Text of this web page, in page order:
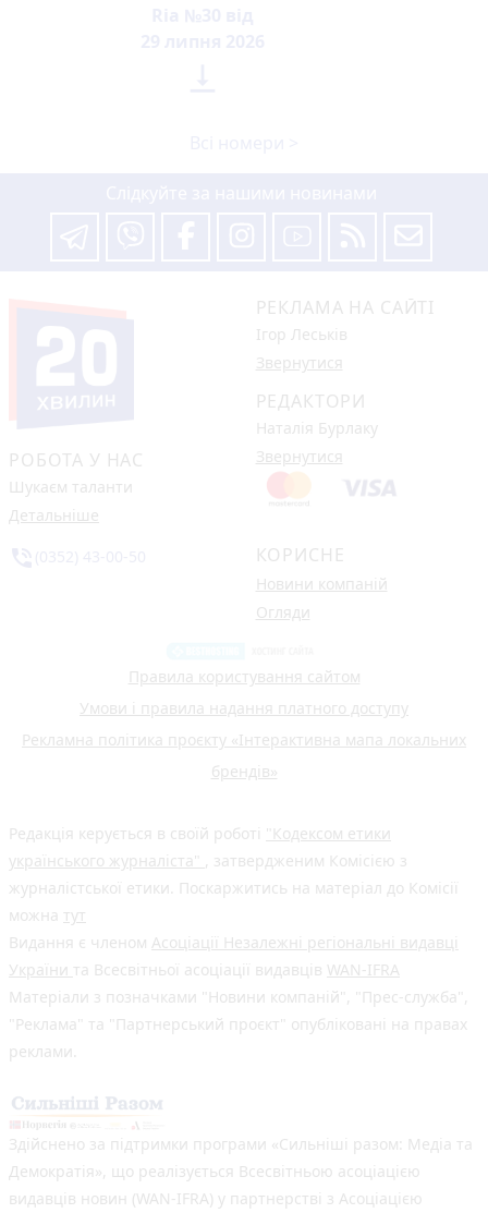
РОБОТА У НАС
Шукаєм таланти
Детальніше
РЕКЛАМА НА САЙТІ
Ігор Леськів
Звернутися
РЕДАКТОРИ
Наталія Бурлаку
Звернутися
КОРИСНЕ
Новини компаній
Огляди
Правила користування сайтом
Умови і правила надання платного доступу
Рекламна політика проєкту «Інтерактивна мапа локальних
брендів»
Редакція керується в своїй роботі "Кодексом етики
українського журналіста" , затвердженим Комісією з
журналістської етики. Поскаржитись на матеріал до Комісії
можна тут
Видання є членом Асоціації Незалежні регіональні видавці
України та Всесвітньої асоціації видавців WAN-IFRA
Матеріали з позначками "Новини компаній", "Прес-служба",
"Реклама" та "Партнерський проєкт" опубліковані на правах
реклами.
Здійснено за підтримки програми «Сильніші разом: Медіа та
Демократія», що реалізується Всесвітньою асоціацією
видавців новин (WAN-IFRA) у партнерстві з Асоціацією